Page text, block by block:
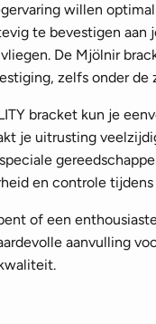
willen
te bevestigen aan
De Mjölnir
zelfs onder de
bracket kun je
je uitrusting
en controle
of een
aanvulling